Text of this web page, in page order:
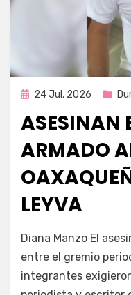
Publicada
24 Jul, 2026
ASESINAN
ARMADO
LEYVA
Fernando Miranda
Diana Manzo El
entre el gremio
integrantes